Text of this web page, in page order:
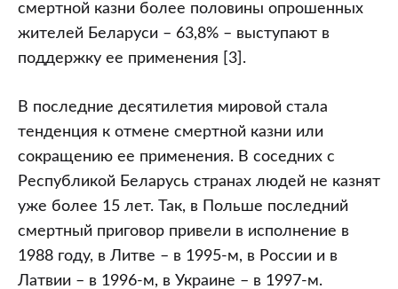
смертной казни более половины опрошенных
жителей Беларуси – 63,8% – выступают в
поддержку ее применения [3].
В последние десятилетия мировой стала
тенденция к отмене смертной казни или
сокращению ее применения. В соседних с
Республикой Беларусь странах людей не казнят
уже более 15 лет. Так, в Польше последний
смертный приговор привели в исполнение в
1988 году, в Литве – в 1995-м, в России и в
Латвии – в 1996-м, в Украине – в 1997-м.